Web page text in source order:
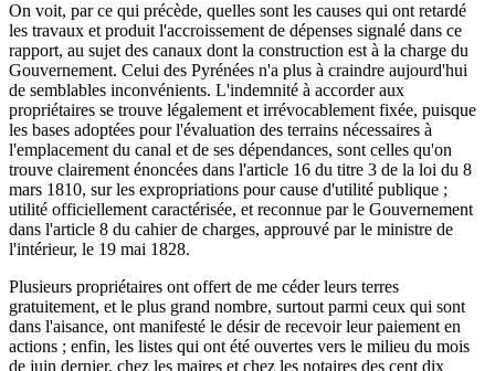
On voit, par ce qui précède, quelles sont les causes qui ont retardé
les travaux et produit l'accroissement de dépenses signalé dans ce
rapport, au sujet des canaux dont la construction est à la charge du
Gouvernement. Celui des Pyrénées n'a plus à craindre aujourd'hui
de semblables inconvénients. L'indemnité à accorder aux
propriétaires se trouve légalement et irrévocablement fixée, puisque
les bases adoptées pour l'évaluation des terrains nécessaires à
l'emplacement du canal et de ses dépendances, sont celles qu'on
trouve clairement énoncées dans l'article 16 du titre 3 de la loi du 8
mars 1810, sur les expropriations pour cause d'utilité publique ;
utilité officiellement caractérisée, et reconnue par le Gouvernement
dans l'article 8 du cahier de charges, approuvé par le ministre de
l'intérieur, le 19 mai 1828.
Plusieurs propriétaires ont offert de me céder leurs terres
gratuitement, et le plus grand nombre, surtout parmi ceux qui sont
dans l'aisance, ont manifesté le désir de recevoir leur paiement en
actions ; enfin, les listes qui ont été ouvertes vers le milieu du mois
de juin dernier, chez les maires et chez les notaires des cent dix